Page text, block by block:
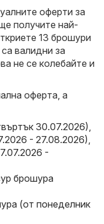
оферти за
получите най-
13 брошури
валидни за
не се колебайте и
оферта, а
30.07.2026),
- 27.08.2026),
-
брошура
(от понеделник